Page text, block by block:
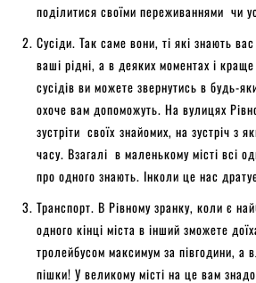
поділитися своїми переживаннями чи
Сусіди. Так саме вони, ті які знають
ваші рідні, а в деяких моментах і
сусідів ви можете звернутись в будь-
охоче вам допоможуть. На вулицях
зустріти своїх знайомих, на зустріч з
часу. Взагалі в маленькому місті всі
про одного знають. Інколи це нас
Транспорт. В Рівному зранку, коли є
одного кінці міста в інший зможете
тролейбусом максимум за півгодини, а
пішки! У великому місті на це вам